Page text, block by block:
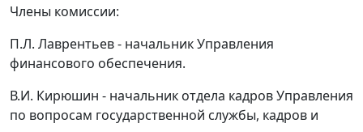
Члены комиссии:
П.Л. Лаврентьев - начальник Управления
финансового обеспечения.
В.И. Кирюшин - начальник отдела кадров Управления
по вопросам государственной службы, кадров и